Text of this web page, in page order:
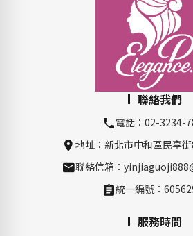
聯絡我們
電話：02-3234-
地址：新北市中和區民享
聯絡信箱：
統一編號：
服務時間